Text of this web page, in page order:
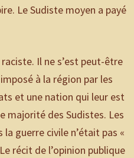
Le Sudiste moyen a payé
Il ne s’est peut-être
à la région par les
et une nation qui leur est
majorité des Sudistes. Les
guerre civile n’était pas «
récit de l’opinion publique